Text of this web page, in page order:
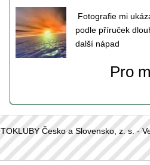
Fotografie mi
podle příruček
další nápad
Pro
Česko a Slovensko, z. s. -